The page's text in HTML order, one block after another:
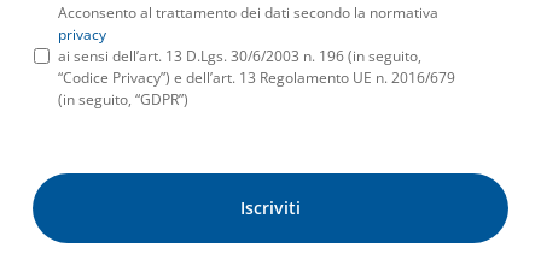
Acconsento al trattamento dei dati secondo la normativa
privacy
ai sensi dell’art. 13 D.Lgs. 30/6/2003 n. 196 (in seguito,
“Codice Privacy”) e dell’art. 13 Regolamento UE n. 2016/679
(in seguito, “GDPR”)